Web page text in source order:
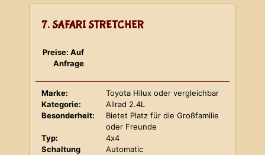
7. SAFARI STRETCHER
Preise: Auf
Anfrage
Marke:
Toyota Hilux oder vergleichbar
Kategorie:
Allrad 2.4L
Besonderheit:
Bietet Platz für die Großfamilie
oder Freunde
Typ:
4x4
Schaltung
Automatic